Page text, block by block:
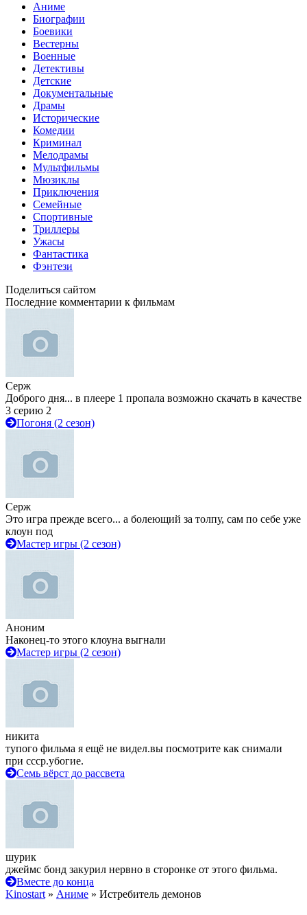
Аниме
Биографии
Боевики
Вестерны
Военные
Детективы
Детские
Документальные
Драмы
Исторические
Комедии
Криминал
Мелодрамы
Мультфильмы
Мюзиклы
Приключения
Семейные
Спортивные
Триллеры
Ужасы
Фантастика
Фэнтези
Поделиться сайтом
Последние комментарии к фильмам
Серж
Доброго дня... в плеере 1 пропала возможно скачать в качестве
3 серию 2
Погоня (2 сезон)
Серж
Это игра прежде всего... а болеющий за толпу, сам по себе уже
клоун под
Мастер игры (2 сезон)
Аноним
Наконец-то этого клоуна выгнали
Мастер игры (2 сезон)
никита
тупого фильма я ещё не видел.вы посмотрите как снимали
при ссср.убогие.
Семь вёрст до рассвета
шурик
джеймс бонд закурил нервно в сторонке от этого фильма.
Вместе до конца
Kinostart » Аниме » Истребитель демонов